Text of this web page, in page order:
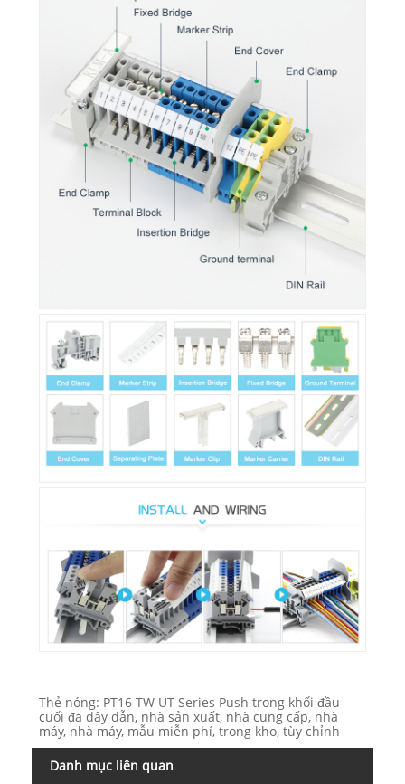
Thẻ nóng: PT16-TW UT Series Push trong khối đầu
cuối đa dây dẫn, nhà sản xuất, nhà cung cấp, nhà
máy, nhà máy, mẫu miễn phí, trong kho, tùy chỉnh
Danh mục liên quan